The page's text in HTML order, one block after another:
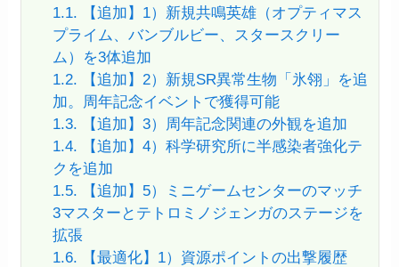
1.1. 【追加】1）新規共鳴英雄（オプティマス
プライム、バンブルビー、スタースクリー
ム）を3体追加
1.2. 【追加】2）新規SR異常生物「氷翎」を追
加。周年記念イベントで獲得可能
1.3. 【追加】3）周年記念関連の外観を追加
1.4. 【追加】4）科学研究所に半感染者強化テ
クを追加
1.5. 【追加】5）ミニゲームセンターのマッチ
3マスターとテトロミノジェンガのステージを
拡張
1.6. 【最適化】1）資源ポイントの出撃履歴